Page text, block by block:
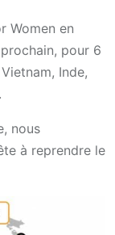
Women en
pour 6
Inde,
nous
à reprendre le